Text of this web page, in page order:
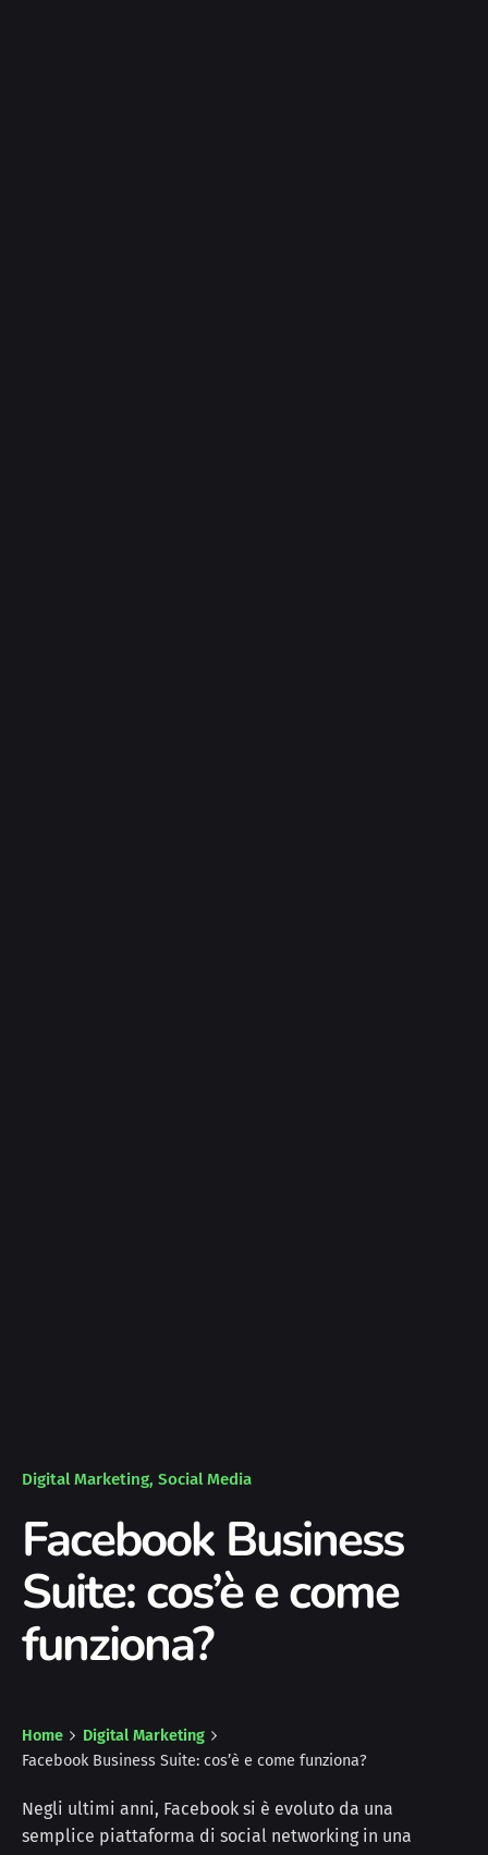
Digital Marketing Social Media
Facebook Business
Suite: cos’è e come
funziona?
Home
Digital Marketing
Facebook Business Suite: cos’è e come funziona?
Negli ultimi anni, Facebook si è evoluto da una
semplice piattaforma di social networking in una